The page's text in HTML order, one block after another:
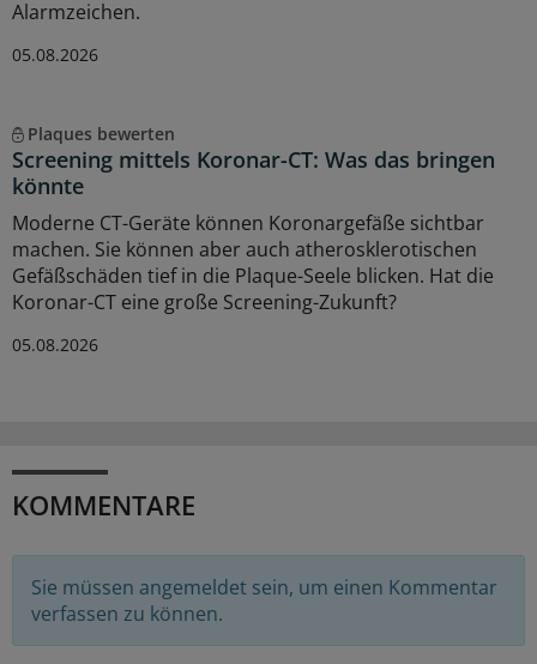
Alarmzeichen.
05.08.2026
Plaques bewerten
Screening mittels Koronar-CT: Was das bringen
könnte
Moderne CT-Geräte können Koronargefäße sichtbar
machen. Sie können aber auch atherosklerotischen
Gefäßschäden tief in die Plaque-Seele blicken. Hat die
Koronar-CT eine große Screening-Zukunft?
05.08.2026
KOMMENTARE
Sie müssen angemeldet sein, um einen Kommentar
verfassen zu können.